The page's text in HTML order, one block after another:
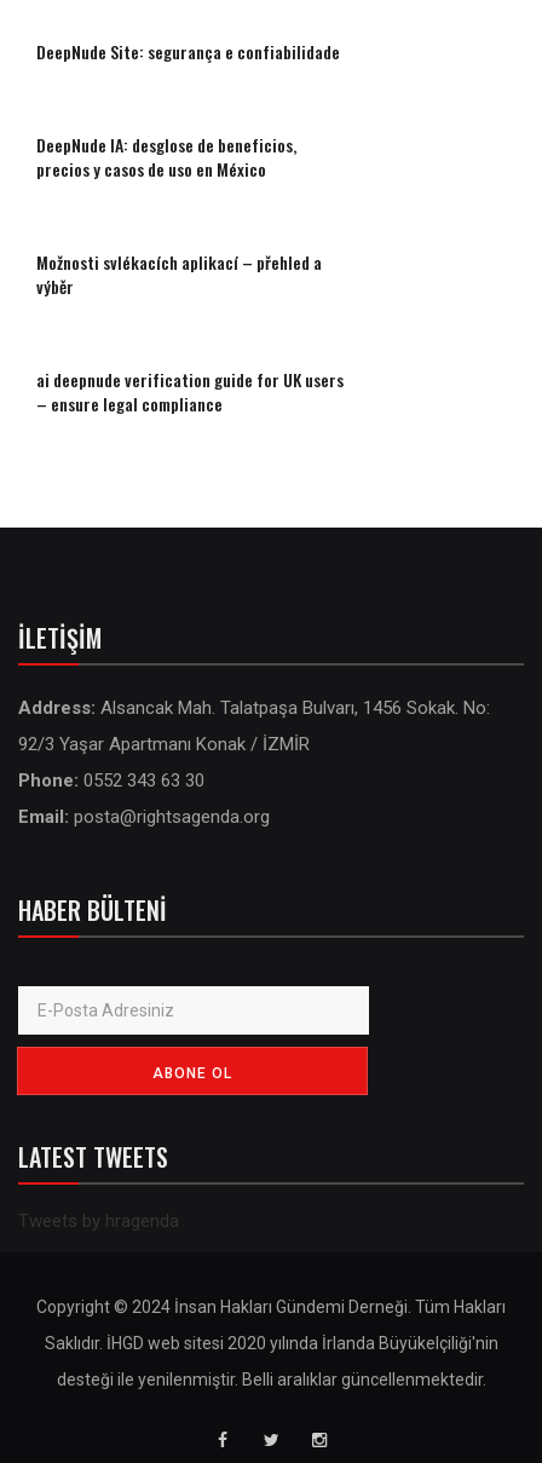
DeepNude Site: segurança e confiabilidade
DeepNude IA: desglose de beneficios,
precios y casos de uso en México
Možnosti svlékacích aplikací – přehled a
výběr
ai deepnude verification guide for UK users
– ensure legal compliance
İLETIŞIM
Address: Alsancak Mah. Talatpaşa Bulvarı, 1456 Sokak. No:
92/3 Yaşar Apartmanı Konak / İZMİR
Phone: 0552 343 63 30
Email: posta@rightsagenda.org
HABER BÜLTENI
LATEST TWEETS
Tweets by hragenda
Copyright © 2024 İnsan Hakları Gündemi Derneği. Tüm Hakları
Saklıdır. İHGD web sitesi 2020 yılında İrlanda Büyükelçiliği'nin
desteği ile yenilenmiştir. Belli aralıklar güncellenmektedir.